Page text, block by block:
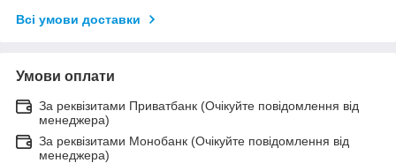
Всі умови доставки
Умови оплати
За реквізитами Приватбанк (Очікуйте повідомлення від
менеджера)
За реквізитами Монобанк (Очікуйте повідомлення від
менеджера)